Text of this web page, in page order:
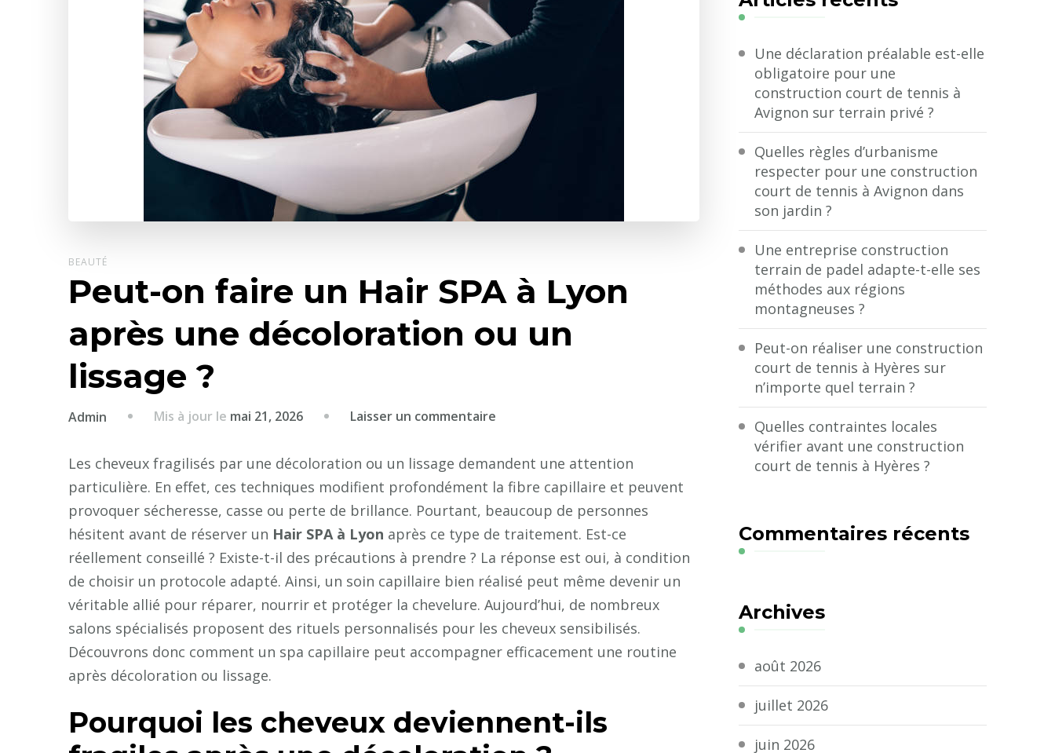
BEAUTÉ
Peut-on faire un Hair SPA à Lyon
après une décoloration ou un
lissage ?
Admin Mis à jour le mai 21, 2026 Laisser un commentaire
on
faire
Hair
SPA
à
Lyon
après
une
décoloration
?
Les cheveux fragilisés par une décoloration ou un lissage demandent une attention
particulière. En effet, ces techniques modifient profondément la fibre capillaire et peuvent
provoquer sécheresse, casse ou perte de brillance. Pourtant, beaucoup de personnes
hésitent avant de réserver un Hair SPA à Lyon après ce type de traitement. Est-ce
réellement conseillé ? Existe-t-il des précautions à prendre ? La réponse est oui, à condition
de choisir un protocole adapté. Ainsi, un soin capillaire bien réalisé peut même devenir un
véritable allié pour réparer, nourrir et protéger la chevelure. Aujourd’hui, de nombreux
salons spécialisés proposent des rituels personnalisés pour les cheveux sensibilisés.
Découvrons donc comment un spa capillaire peut accompagner efficacement une routine
après décoloration ou lissage.
Pourquoi les cheveux deviennent-ils
?
Une déclaration préalable est-elle
obligatoire pour une
construction court de tennis à
Avignon sur terrain privé ?
Quelles règles d’urbanisme
respecter pour une construction
court de tennis à Avignon dans
son jardin ?
Une entreprise construction
terrain de padel adapte-t-elle ses
méthodes aux régions
montagneuses ?
Peut-on réaliser une construction
court de tennis à Hyères sur
n’importe quel terrain ?
Quelles contraintes locales
vérifier avant une construction
court de tennis à Hyères ?
Commentaires récents
Archives
août 2026
juillet 2026
juin 2026